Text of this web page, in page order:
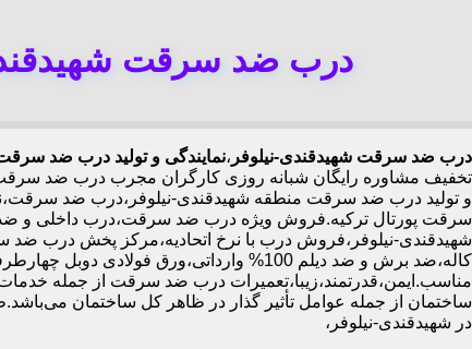
درب ضد سرقت
درب ضد سرقت شهیدقندی-نیلوفر ،نمایندگی و تولید درب ضد
تخفیف مشاوره رایگان شبانه روزی کارگران مجرب درب ضد سرقت
و تولید درب ضد سرقت منطقه شهیدقندی-نیلوفر،درب ضد
سرقت پورتال ترکیه.فروش ویژه درب ضد سرقت،درب داخلی و
شهیدقندی-نیلوفر،فروش درب با نرخ اتحادیه،مرکز پخش درب
مناسب.ایمن،قدرتمند،زیبا،تعمیرات درب ضد سرقت از جمله
در شهیدقندی-نیلوفر،